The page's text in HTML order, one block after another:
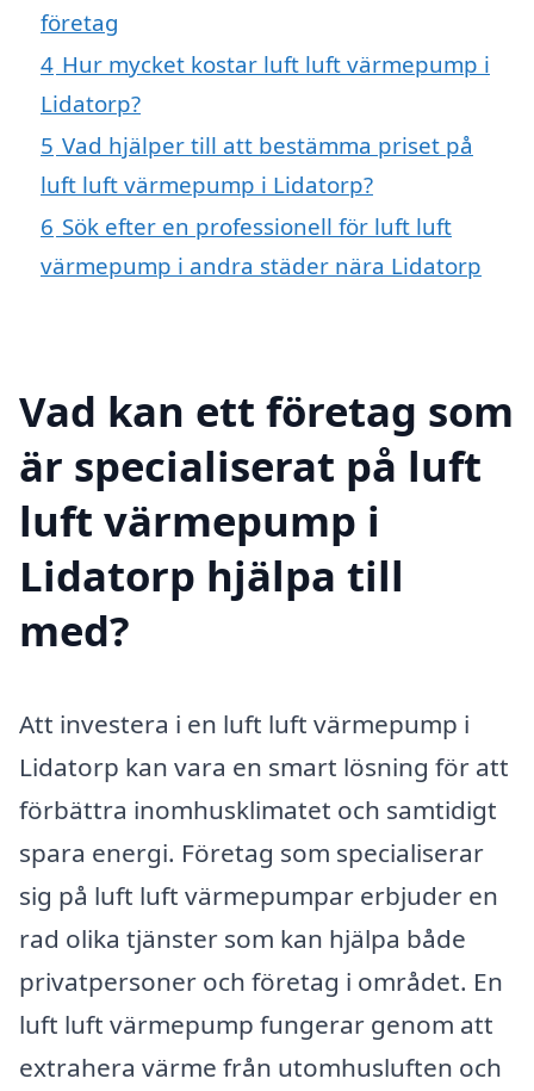
företag
4 Hur mycket kostar luft luft värmepump i
Lidatorp?
5 Vad hjälper till att bestämma priset på
luft luft värmepump i Lidatorp?
6 Sök efter en professionell för luft luft
värmepump i andra städer nära Lidatorp
Vad kan ett företag som
är specialiserat på luft
luft värmepump i
Lidatorp hjälpa till
med?
Att investera i en luft luft värmepump i
Lidatorp kan vara en smart lösning för att
förbättra inomhusklimatet och samtidigt
spara energi. Företag som specialiserar
sig på luft luft värmepumpar erbjuder en
rad olika tjänster som kan hjälpa både
privatpersoner och företag i området. En
luft luft värmepump fungerar genom att
extrahera värme från utomhusluften och